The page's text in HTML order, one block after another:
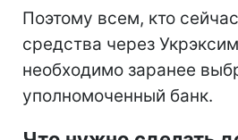
Поэтому всем, кто
средства через
необходимо заранее
уполномоченный банк.